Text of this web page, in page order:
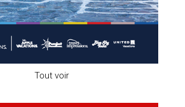
Tout voir